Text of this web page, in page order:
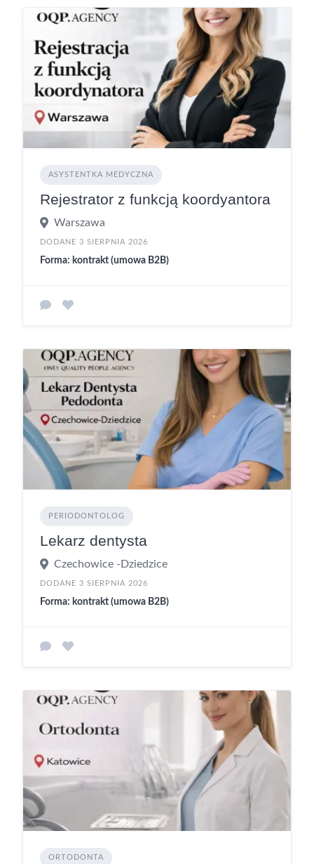
ASYSTENTKA MEDYCZNA
Rejestrator z funkcją koordyantora
Warszawa
DODANE 3 SIERPNIA 2026
Forma: kontrakt (umowa B2B)
PERIODONTOLOG
Lekarz dentysta
Czechowice -Dziedzice
DODANE 3 SIERPNIA 2026
Forma: kontrakt (umowa B2B)
ORTODONTA